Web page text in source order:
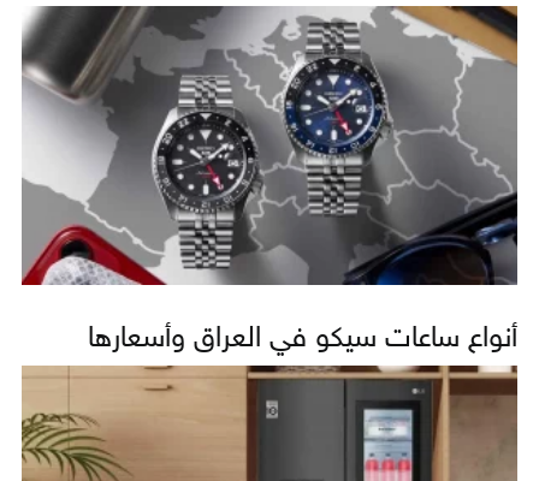
أنواع ساعات سيكو في العراق وأسعارها